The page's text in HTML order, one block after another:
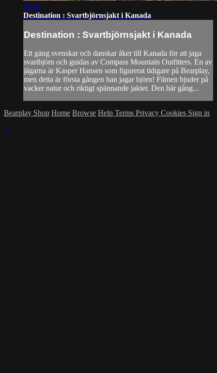
32:41
Destination : Svartbjörnsjakt i Kanada
Destination : Svartbjörnsjakt i Kanada
Ett gäng svenskar och danskar åker till Kanada för att jaga
svartbjörn och guidas av Compass Mountain Outfitters. En av
jägarna är Kasper Hansen som figurerat tidigare på Bearplay,
men detta är första gången han jagar björn! Filmen bjuder på
vacker natur och riktigt spännande jakter. Den här gång...
Bearplay Shop Home Browse Help Terms Privacy Cookies Sign in
×